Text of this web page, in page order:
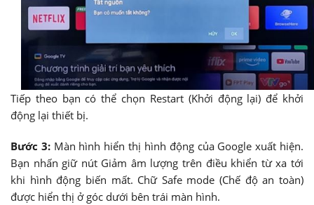
Tiếp theo bạn có thể chọn Restart (Khởi động lại) để khởi
động lại thiết bị.
Bước 3: Màn hình hiển thị hình động của Google xuất hiện.
Bạn nhấn giữ nút Giảm âm lượng trên điều khiển từ xa tới
khi hình động biến mất. Chữ Safe mode (Chế độ an toàn)
được hiển thị ở góc dưới bên trái màn hình.